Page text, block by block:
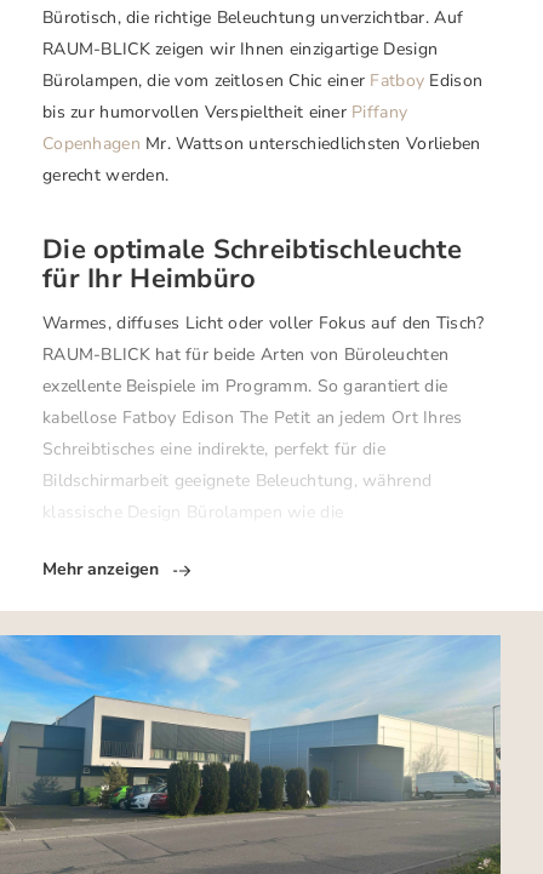
Bürotisch, die richtige Beleuchtung unverzichtbar. Auf
RAUM-BLICK zeigen wir Ihnen einzigartige Design
Bürolampen, die vom zeitlosen Chic einer Fatboy Edison
bis zur humorvollen Verspieltheit einer Piffany
Copenhagen Mr. Wattson unterschiedlichsten Vorlieben
gerecht werden.
Die optimale Schreibtischleuchte
für Ihr Heimbüro
Warmes, diffuses Licht oder voller Fokus auf den Tisch?
RAUM-BLICK hat für beide Arten von Büroleuchten
exzellente Beispiele im Programm. So garantiert die
kabellose Fatboy Edison The Petit an jedem Ort Ihres
Schreibtisches eine indirekte, perfekt für die
Bildschirmarbeit geeignete Beleuchtung, während
klassische Design Bürolampen wie die
Mehr anzeigen